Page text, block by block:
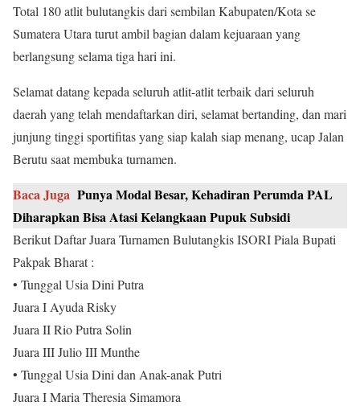
Total 180 atlit bulutangkis dari sembilan Kabupaten/Kota se
Sumatera Utara turut ambil bagian dalam kejuaraan yang
berlangsung selama tiga hari ini.
Selamat datang kepada seluruh atlit-atlit terbaik dari seluruh
daerah yang telah mendaftarkan diri, selamat bertanding, dan mari
junjung tinggi sportifitas yang siap kalah siap menang, ucap Jalan
Berutu saat membuka turnamen.
Baca Juga Punya Modal Besar, Kehadiran Perumda PAL
Diharapkan Bisa Atasi Kelangkaan Pupuk Subsidi
Berikut Daftar Juara Turnamen Bulutangkis ISORI Piala Bupati
Pakpak Bharat :
• Tunggal Usia Dini Putra
Juara I Ayuda Risky
Juara II Rio Putra Solin
Juara III Julio III Munthe
• Tunggal Usia Dini dan Anak-anak Putri
Juara I Maria Theresia Simamora